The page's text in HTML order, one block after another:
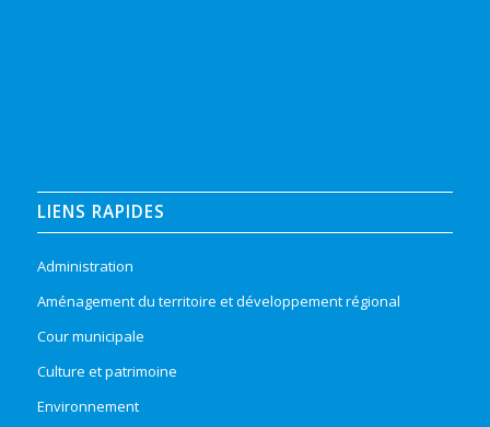
LIENS RAPIDES
Administration
Aménagement du territoire et développement régional
Cour municipale
Culture et patrimoine
Environnement